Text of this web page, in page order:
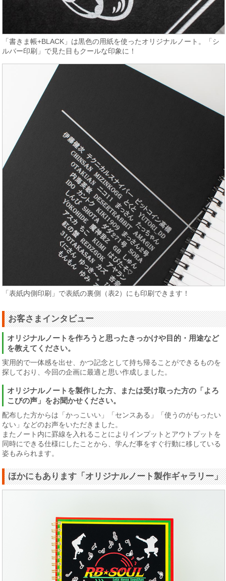
「書きま帳+BLACK」は黒色の用紙を使ったオリジナルノート。「シ
ルバー印刷」で見た目もクールな印象に！
「表紙内側印刷」で表紙の裏側（表2）にも印刷できます！
お客さまインタビュー
オリジナルノートを作ろうと思ったきっかけや目的・用途など
を教えてください。
実用的で一体感を出せ、かつ記念として持ち帰ることができるものを
探しており、今回の企画に最適と思い作成しました。
オリジナルノートを製作した方、または受け取った方の「よろ
こびの声」をお聞かせください。
配布した方からは「かっこいい」「センスある」「使うのがもったい
ない」などのお声をいただきました。
またノート内に罫線を入れることによりインプットとアウトプットを
同時にできる仕様にしたことから、学んだ事をすぐ行動に移している
姿もみられます。
ほかにもあります「オリジナルノート製作ギャラリー」